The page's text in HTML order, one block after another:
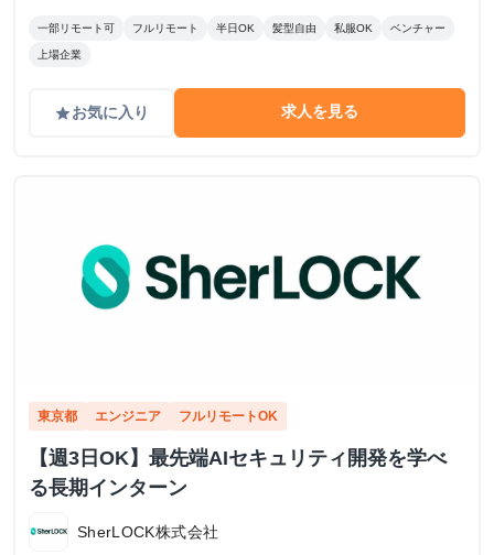
一部リモート可 フルリモート 半日OK 髪型自由 私服OK ベンチャー
上場企業
gradeお気に入り 求人を見る
東京都 エンジニア フルリモートOK
【週3日OK】最先端AIセキュリティ開発を学べ
る長期インターン
SherLOCK株式会社